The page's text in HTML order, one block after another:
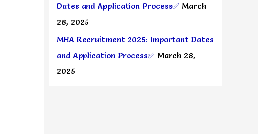
Dates and Application Process✅ March
28, 2025
MHA Recruitment 2025: Important Dates
and Application Process✅ March 28,
2025